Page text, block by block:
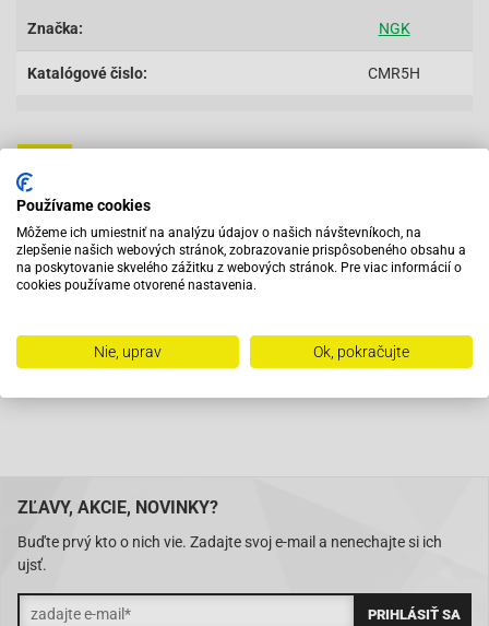
Značka: NGK
Katalógové čislo: CMR5H
Pri objednaní do 12:00 tovar zajtra u vás
Skladom 11288 položiek
ZĽAVY, AKCIE, NOVINKY?
Buďte prvý kto o nich vie. Zadajte svoj e-mail a nenechajte si ich
ujsť.
Používame cookies
Môžeme ich umiestniť na analýzu údajov o našich návštevníkoch, na
zlepšenie našich webových stránok, zobrazovanie prispôsobeného obsahu a
na poskytovanie skvelého zážitku z webových stránok. Pre viac informácií o
cookies používame otvorené nastavenia.
Nie, uprav Ok, pokračujte